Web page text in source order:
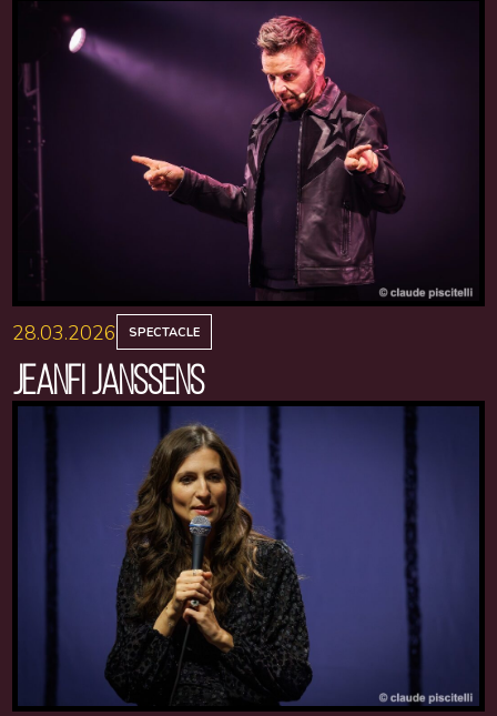
28.03.2026 SPECTACLE
JEANFI JANSSENS